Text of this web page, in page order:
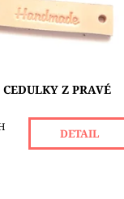
Skladem 3 ks
KREATINKA
Z PRAVÉ
DETAIL